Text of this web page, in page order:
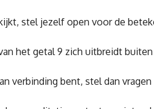
stel jezelf open voor de
het getal 9 zich uitbreidt
verbinding bent, stel dan